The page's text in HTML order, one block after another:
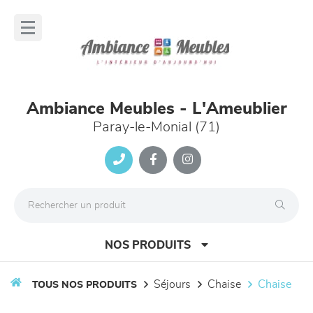
Ambiance Meubles - L'Ameublier
Paray-le-Monial (71)
NOS PRODUITS
TOUS NOS PRODUITS séjours chaise chaise